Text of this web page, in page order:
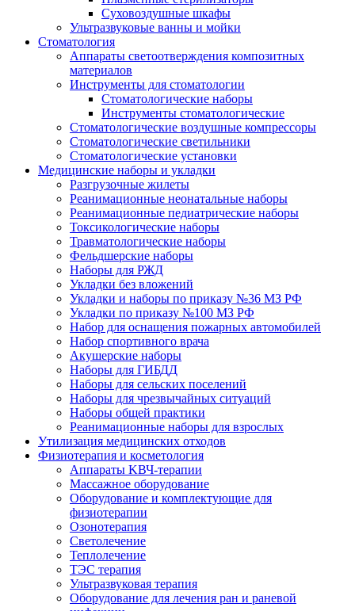
Суховоздушные шкафы
Ультразвуковые ванны и мойки
Стоматология
Аппараты светоотверждения композитных
материалов
Инструменты для стоматологии
Стоматологические наборы
Инструменты стоматологические
Стоматологические воздушные компрессоры
Стоматологические светильники
Стоматологические установки
Медицинские наборы и укладки
Разгрузочные жилеты
Реанимационные неонатальные наборы
Реанимационные педиатрические наборы
Токсикологические наборы
Травматологические наборы
Фельдшерские наборы
Наборы для РЖД
Укладки без вложений
Укладки и наборы по приказу №36 МЗ РФ
Укладки по приказу №100 МЗ РФ
Набор для оснащения пожарных автомобилей
Набор спортивного врача
Акушерские наборы
Наборы для ГИБДД
Наборы для сельских поселений
Наборы для чрезвычайных ситуаций
Наборы общей практики
Реанимационные наборы для взрослых
Утилизация медицинских отходов
Физиотерапия и косметология
Аппараты KВЧ-терапии
Массажное оборудование
Оборудование и комплектующие для
физиотерапии
Озонотерапия
Светолечение
Теплолечение
ТЭС терапия
Ультразвуковая терапия
Оборудование для лечения ран и раневой